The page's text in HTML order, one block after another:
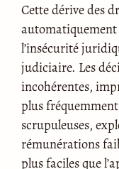
Cette dérive des
l’insécurité
judiciaire. Les
incohérentes,
plus
scrupuleuses,
rémunérations
plus faciles que